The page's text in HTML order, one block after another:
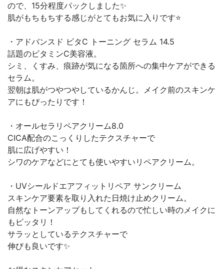
ので、15分程度パックしました✨
肌がもちもちする感じがとてもお気に入りです⭐️
・アドバンスド ビタC トーニング セラム 14.5
話題のビタミンC美容液。
シミ、くすみ、痕跡が気になる箇所への集中ケアができる
セラム。
翌朝は肌がつやつやしているかんじ。メイク前のスキンケ
アにもぴったりです！
・オールセラリペアクリーム8.0
CICA配合のこっくりしたテクスチャーで
肌に広げやすい！
シワのケアなどにとても使いやすいリペアクリーム。
・UVシールドエアフィットリペア サンクリーム
スキンケア要素を取り入れた日焼け止めクリーム。
自然なトーンアップもしてくれるので忙しい時のメイクに
もピッタリ！
サラッとしているテクスチャーで
伸びも良いです✨